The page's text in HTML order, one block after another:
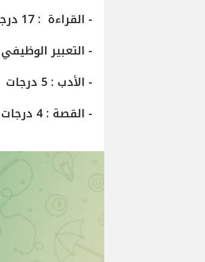
- القراءة : 17 درجة
- التعبير الوظيفي
- الأدب : 5 درجات
- القصة : 4 درجات